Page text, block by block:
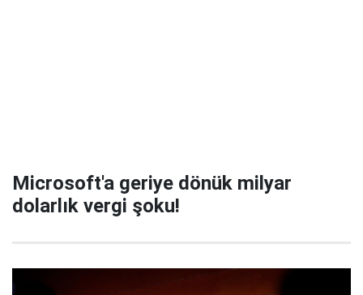
Microsoft'a geriye dönük milyar
dolarlık vergi şoku!